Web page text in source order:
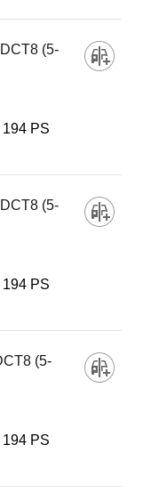
(5-
194 PS
(5-
194 PS
(5-
194 PS